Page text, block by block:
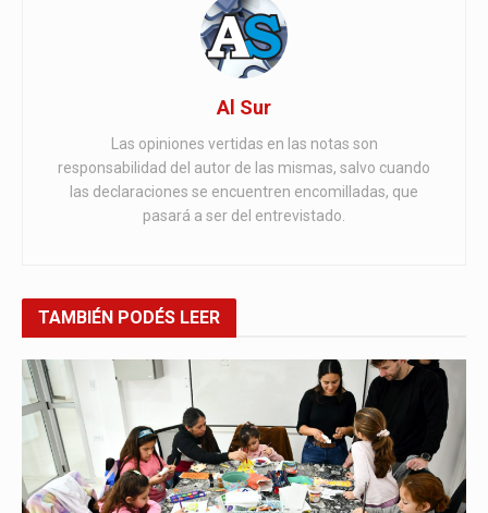
Al Sur
Las opiniones vertidas en las notas son
responsabilidad del autor de las mismas, salvo cuando
las declaraciones se encuentren encomilladas, que
pasará a ser del entrevistado.
TAMBIÉN PODÉS LEER